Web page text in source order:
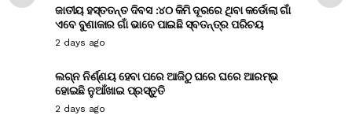
ଜାତୀୟ ହସ୍ତତନ୍ତ ଦିବସ :୪୦ କିମି ଦୂରରେ ଥିବା କର୍ଡୋଲା ଗାଁ
ଏବେ ବୁଣାକାର ଗାଁ ଭାବେ ପାଇଛି ସ୍ବତନ୍ତ୍ର ପରିଚୟ
2 days ago
ଲଗ୍ନ ନିର୍ଣ୍ଣୟ ହେବା ପରେ ଆଜିଠୁ ଘରେ ଘରେ ଆରମ୍ଭ
ହୋଇଛି ନୁଆଁଖାଇ ପ୍ରସ୍ତୁତି
2 days ago